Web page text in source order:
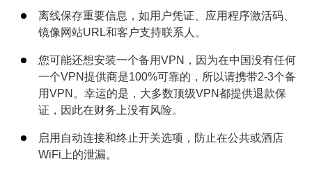
离线保存重要信息，如用户凭证、应用程序激活码、
镜像网站URL和客户支持联系人。
您可能还想安装一个备用VPN，因为在中国没有任何
一个VPN提供商是100%可靠的，所以请携带2-3个备
用VPN。幸运的是，大多数顶级VPN都提供退款保
证，因此在财务上没有风险。
启用自动连接和终止开关选项，防止在公共或酒店
WiFi上的泄漏。